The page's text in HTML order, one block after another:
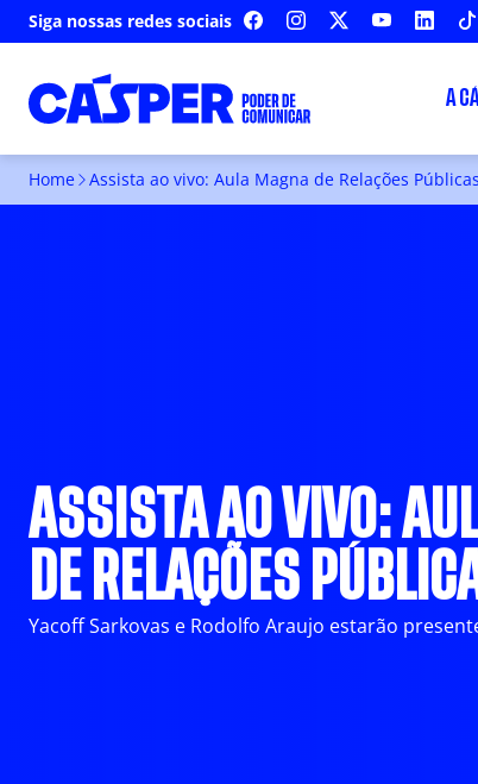
Siga nossas redes sociais FACEBOOKINSTAGRAM YOUTUBE
A
Home Assista ao vivo: Aula Magna de Relações Públicas
ASSISTA AO VIVO:
DE RELAÇÕES
Yacoff Sarkovas e Rodolfo Araujo estarão